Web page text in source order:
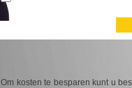
Om kosten te besparen kunt u